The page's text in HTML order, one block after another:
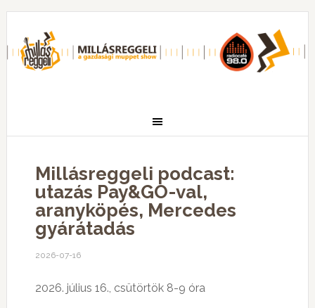
Millásreggeli podcast:
utazás Pay&GO-val,
aranyköpés, Mercedes
gyárátadás
2026-07-16
2026. július 16., csütörtök 8-9 óra